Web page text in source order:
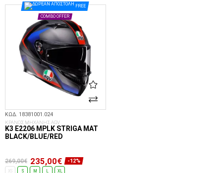
FREE
COMBO OFFER
ΚΩΔ. 18381001.024
ΚΡΑΝΟΣ ΜΗΧΑΝΗΣ AGV
K3 E2206 MPLK STRIGA MAT
BLACK/BLUE/RED
269,00€ 235,00€ -12%
XS S M XL